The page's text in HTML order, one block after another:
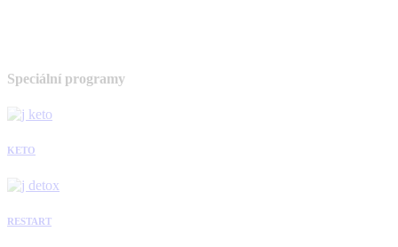
Speciální programy
KETO
RESTART